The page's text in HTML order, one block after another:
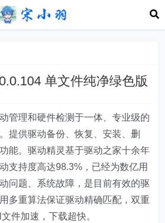
单文件纯净绿色版
管理和硬件检测于一体、专业级的
提供驱动备份、恢复、安装、删
能。驱动精灵基于驱动之家十余年
支持度高达98.3%，已经为数亿用
问题、系统故障，是目前有效的驱
多重算法保证驱动精确匹配，双重
件加速，下载超快。